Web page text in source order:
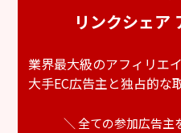
リンクシェア
業界最大級のアフィリエ
大手EC広告主と独占的な
＼ 全ての参加広告主